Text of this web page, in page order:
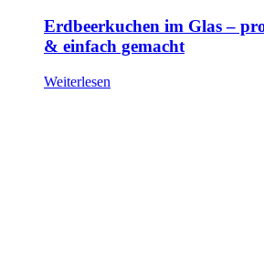
Erdbeerkuchen im Glas –
& einfach gemacht
Weiterlesen